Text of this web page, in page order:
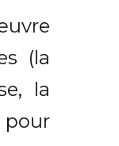
(la
la
pour